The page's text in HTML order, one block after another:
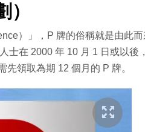
）」，P 牌的俗稱就是由此
士在 2000 年 10 月 1 日或以後
領取為期 12 個月的 P 牌。